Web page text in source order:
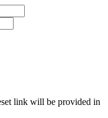
link will be provided in